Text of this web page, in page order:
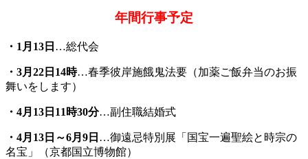
年間行事予定
・1月13日 …総代会
・3月22日14時…春季彼岸施餓鬼法要（加薬ご飯弁当のお振
舞いをします）
・ 4月13日11時30分…副住職結婚式
・ 4月13日～6月9日 …御遠忌特別展「国宝一遍聖絵と時宗の
名宝」（京都国立博物館）